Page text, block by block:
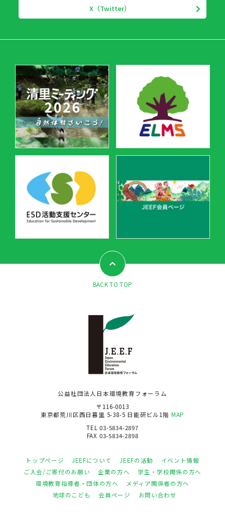
X（Twitter）
BACK TO TOP
公益社団法人日本環境教育フォーラム
〒116-0013
東京都荒川区西日暮里 5-38-5 日能研ビル1階 MAP
TEL 03-5834-2897
FAX 03-5834-2898
トップページ JEEFについて JEEFの活動
イベント情報
ご入会/ご寄付のお願い
企業の方へ
学生・学校関係の方へ
環境教育指導者・団体の方へ
メディア関係者の方へ
地球のこども
会員ページ お問い合わせ